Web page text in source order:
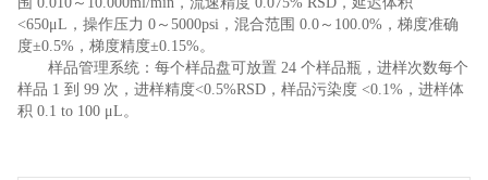
<650μL，操作压力 0～5000psi，混合范围 0.0～100.0%，梯度准确
度±0.5%，梯度精度±0.15%。
样品管理系统：每个样品盘可放置 24 个样品瓶，进样次数每个
样品 1 到 99 次，进样精度<0.5%RSD，样品污染度 <0.1%，进样体
积 0.1 to 100 μL。